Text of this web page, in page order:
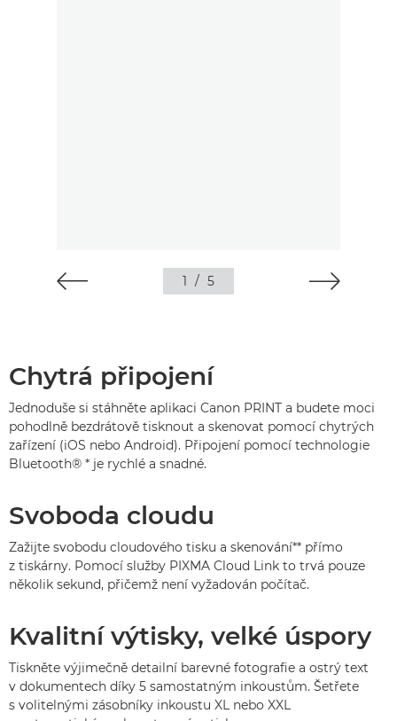
1 / 5
Chytrá připojení
Jednoduše si stáhněte aplikaci Canon PRINT a budete moci
pohodlně bezdrátově tisknout a skenovat pomocí chytrých
zařízení (iOS nebo Android). Připojení pomocí technologie
Bluetooth® * je rychlé a snadné.
Svoboda cloudu
Zažijte svobodu cloudového tisku a skenování** přímo
z tiskárny. Pomocí služby PIXMA Cloud Link to trvá pouze
několik sekund, přičemž není vyžadován počítač.
Kvalitní výtisky, velké úspory
Tiskněte výjimečně detailní barevné fotografie a ostrý text
v dokumentech díky 5 samostatným inkoustům. Šetřete
s volitelnými zásobníky inkoustu XL nebo XXL